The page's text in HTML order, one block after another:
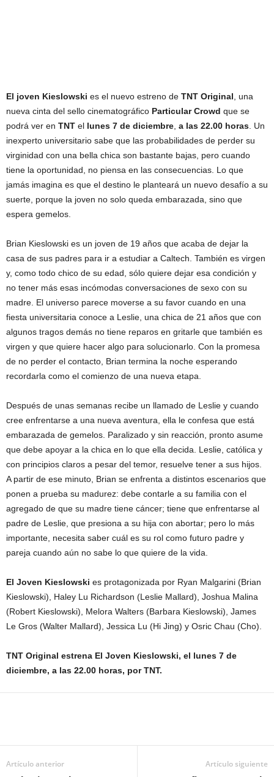
El joven Kieslowski es el nuevo estreno de TNT Original , una
nueva cinta del sello cinematográfico Particular Crowd que se
podrá ver en TNT el lunes 7 de diciembre a las 22.00 horas . Un
inexperto universitario sabe que las probabilidades de perder su
virginidad con una bella chica son bastante bajas, pero cuando
tiene la oportunidad, no piensa en las consecuencias. Lo que
jamás imagina es que el destino le planteará un nuevo desafío a su
suerte, porque la joven no solo queda embarazada, sino que
espera gemelos.
Brian Kieslowski es un joven de 19 años que acaba de dejar la
casa de sus padres para ir a estudiar a Caltech. También es virgen
y, como todo chico de su edad, sólo quiere dejar esa condición y
no tener más esas incómodas conversaciones de sexo con su
madre. El universo parece moverse a su favor cuando en una
fiesta universitaria conoce a Leslie, una chica de 21 años que con
algunos tragos demás no tiene reparos en gritarle que también es
virgen y que quiere hacer algo para solucionarlo. Con la promesa
de no perder el contacto, Brian termina la noche esperando
recordarla como el comienzo de una nueva etapa.
Después de unas semanas recibe un llamado de Leslie y cuando
cree enfrentarse a una nueva aventura, ella le confesa que está
embarazada de gemelos. Paralizado y sin reacción, pronto asume
que debe apoyar a la chica en lo que ella decida. Leslie, católica y
con principios claros a pesar del temor, resuelve tener a sus hijos.
A partir de ese minuto, Brian se enfrenta a distintos escenarios que
ponen a prueba su madurez: debe contarle a su familia con el
agregado de que su madre tiene cáncer; tiene que enfrentarse al
padre de Leslie, que presiona a su hija con abortar; pero lo más
importante, necesita saber cuál es su rol como futuro padre y
pareja cuando aún no sabe lo que quiere de la vida.
El Joven Kieslowski es protagonizada por Ryan Malgarini (Brian
Kieslowski), Haley Lu Richardson (Leslie Mallard), Joshua Malina
(Robert Kieslowski), Melora Walters (Barbara Kieslowski), James
Le Gros (Walter Mallard), Jessica Lu (Hi Jing) y Osric Chau (Cho).
TNT Original estrena El Joven Kieslowski, el lunes 7 de
diciembre, a las 22.00 horas, por TNT.
Artículo anterior Artículo siguiente